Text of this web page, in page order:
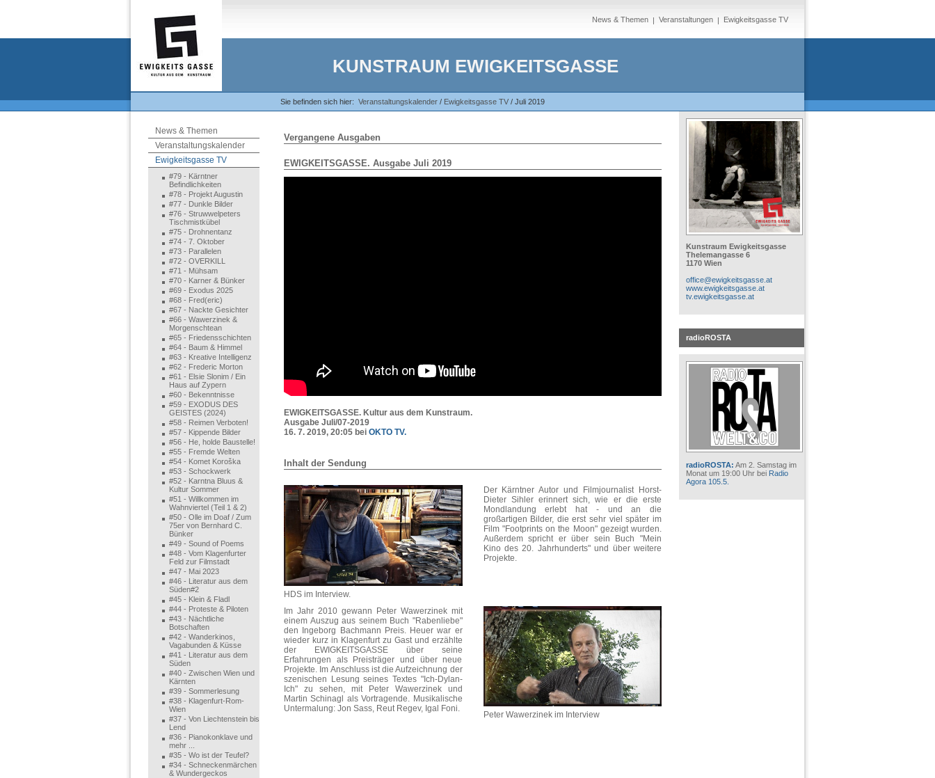
News & Themen Veranstaltungen Ewigkeitsgasse TV
KUNSTRAUM EWIGKEITSGASSE
Sie befinden sich hier: Veranstaltungskalender / Ewigkeitsgasse TV / Juli 2019
News & Themen
Veranstaltungskalender
Ewigkeitsgasse TV
#79 - Kärntner
Befindlichkeiten
#78 - Projekt Augustin
#77 - Dunkle Bilder
#76 - Struwwelpeters
Tischmistkübel
#75 - Drohnentanz
#74 - 7. Oktober
#73 - Parallelen
#72 - OVERKILL
#71 - Mühsam
#70 - Karner & Bünker
#69 - Exodus 2025
#68 - Fred(eric)
#67 - Nackte Gesichter
#66 - Wawerzinek &
Morgenschtean
#65 - Friedensschichten
#64 - Baum & Himmel
#63 - Kreative Intelligenz
#62 - Frederic Morton
#61 - Elsie Slonim / Ein
Haus auf Zypern
#60 - Bekenntnisse
#59 - EXODUS DES
GEISTES (2024)
#58 - Reimen Verboten!
#57 - Kippende Bilder
#56 - He, holde Baustelle!
#55 - Fremde Welten
#54 - Komet Koroška
#53 - Schockwerk
#52 - Karntna Bluus &
Kultur Sommer
#51 - Willkommen im
Wahnviertel (Teil 1 & 2)
#50 - Olle im Doaf / Zum
75er von Bernhard C.
Bünker
#49 - Sound of Poems
#48 - Vom Klagenfurter
Feld zur Filmstadt
#47 - Mai 2023
#46 - Literatur aus dem
Süden#2
#45 - Klein & Fladl
#44 - Proteste & Piloten
#43 - Nächtliche
Botschaften
#42 - Wanderkinos,
Vagabunden & Küsse
#41 - Literatur aus dem
Süden
#40 - Zwischen Wien und
Kärnten
#39 - Sommerlesung
#38 - Klagenfurt-Rom-
Wien
#37 - Von Liechtenstein bis
Lend
#36 - Pianokonklave und
mehr ...
#35 - Wo ist der Teufel?
#34 - Schneckenmärchen
& Wundergeckos
Kunstraum Ewigkeitsgasse
Thelemangasse 6
1170 Wien
office@ewigkeitsgasse.at
www.ewigkeitsgasse.at
tv.ewigkeitsgasse.at
radioROSTA
radioROSTA: Am 2. Samstag im
Monat um 19:00 Uhr bei Radio
Agora 105.5.
Vergangene Ausgaben
EWIGKEITSGASSE. Ausgabe Juli 2019
EWIGKEITSGASSE. Kultur aus dem Kunstraum.
Ausgabe Juli/07-2019
16. 7. 2019, 20:05 bei OKTO TV.
Inhalt der Sendung
HDS im Interview.
Der Kärntner Autor und Filmjournalist Horst-
Dieter Sihler erinnert sich, wie er die erste
Mondlandung erlebt hat - und an die
großartigen Bilder, die erst sehr viel später im
Film "Footprints on the Moon" gezeigt wurden.
Außerdem spricht er über sein Buch "Mein
Kino des 20. Jahrhunderts" und über weitere
Projekte.
Im Jahr 2010 gewann Peter Wawerzinek mit
einem Auszug aus seinem Buch "Rabenliebe"
den Ingeborg Bachmann Preis. Heuer war er
wieder kurz in Klagenfurt zu Gast und erzählte
der EWIGKEITSGASSE über seine
Erfahrungen als Preisträger und über neue
Projekte. Im Anschluss ist die Aufzeichnung der
szenischen Lesung seines Textes "Ich-Dylan-
Ich" zu sehen, mit Peter Wawerzinek und
Martin Schinagl als Vortragende. Musikalische
Untermalung: Jon Sass, Reut Regev, Igal Foni.
Peter Wawerzinek im Interview